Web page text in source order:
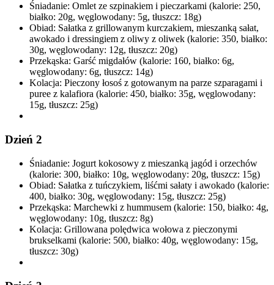
Śniadanie: Omlet ze szpinakiem i pieczarkami (kalorie: 250,
białko: 20g, węglowodany: 5g, tłuszcz: 18g)
Obiad: Sałatka z grillowanym kurczakiem, mieszanką sałat,
awokado i dressingiem z oliwy z oliwek (kalorie: 350, białko:
30g, węglowodany: 12g, tłuszcz: 20g)
Przekąska: Garść migdałów (kalorie: 160, białko: 6g,
węglowodany: 6g, tłuszcz: 14g)
Kolacja: Pieczony łosoś z gotowanym na parze szparagami i
puree z kalafiora (kalorie: 450, białko: 35g, węglowodany:
15g, tłuszcz: 25g)
Dzień 2
Śniadanie: Jogurt kokosowy z mieszanką jagód i orzechów
(kalorie: 300, białko: 10g, węglowodany: 20g, tłuszcz: 15g)
Obiad: Sałatka z tuńczykiem, liśćmi sałaty i awokado (kalorie:
400, białko: 30g, węglowodany: 15g, tłuszcz: 25g)
Przekąska: Marchewki z hummusem (kalorie: 150, białko: 4g,
węglowodany: 10g, tłuszcz: 8g)
Kolacja: Grillowana polędwica wołowa z pieczonymi
brukselkami (kalorie: 500, białko: 40g, węglowodany: 15g,
tłuszcz: 30g)